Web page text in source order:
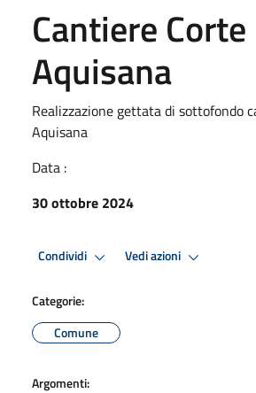
Cantiere Corte
Aquisana
Realizzazione gettata di sottofondo
Aquisana
Data :
30 ottobre 2024
Condividi Vedi azioni
Categorie:
Comune
Argomenti: